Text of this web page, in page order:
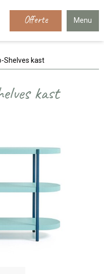
Offerte Menu
Shelves kast
kast